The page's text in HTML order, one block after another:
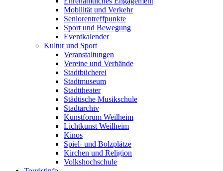
Mobilität und Verkehr
Seniorentreffpunkte
Sport und Bewegung
Eventkalender
Kultur und Sport
Veranstaltungen
Vereine und Verbände
Stadtbücherei
Stadtmuseum
Stadttheater
Städtische Musikschule
Stadtarchiv
Kunstforum Weilheim
Lichtkunst Weilheim
Kinos
Spiel- und Bolzplätze
Kirchen und Religion
Volkshochschule